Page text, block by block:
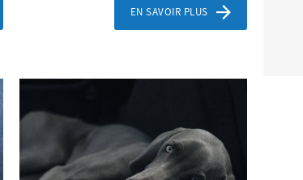
EN SAVOIR PLUS